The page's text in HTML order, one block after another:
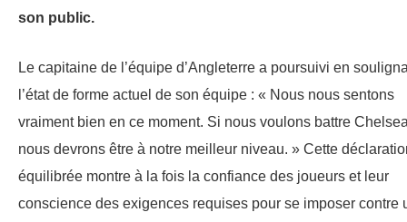
son public.
Le capitaine de l’équipe d’Angleterre a poursuivi en
l’état de forme actuel de son équipe : « Nous nous sentons
vraiment bien en ce moment. Si nous voulons battre
nous devrons être à notre meilleur niveau. » Cette
équilibrée montre à la fois la confiance des joueurs et leur
conscience des exigences requises pour se imposer contre